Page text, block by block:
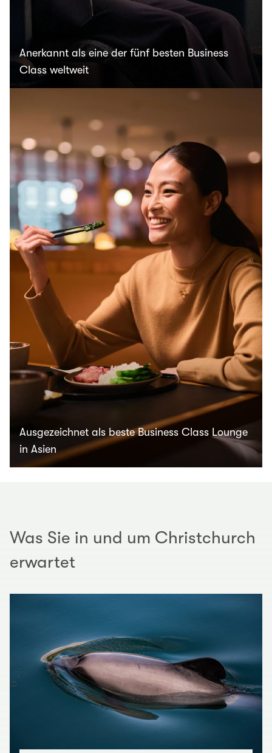
Anerkannt als eine der fünf besten Business
Class weltweit
Ausgezeichnet als beste Business Class Lounge
in Asien
Was Sie in und um Christchurch
erwartet